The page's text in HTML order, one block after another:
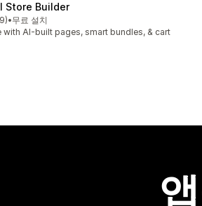
Store Builder
중
개
•무료 설치
with AI-built pages, smart bundles, & cart